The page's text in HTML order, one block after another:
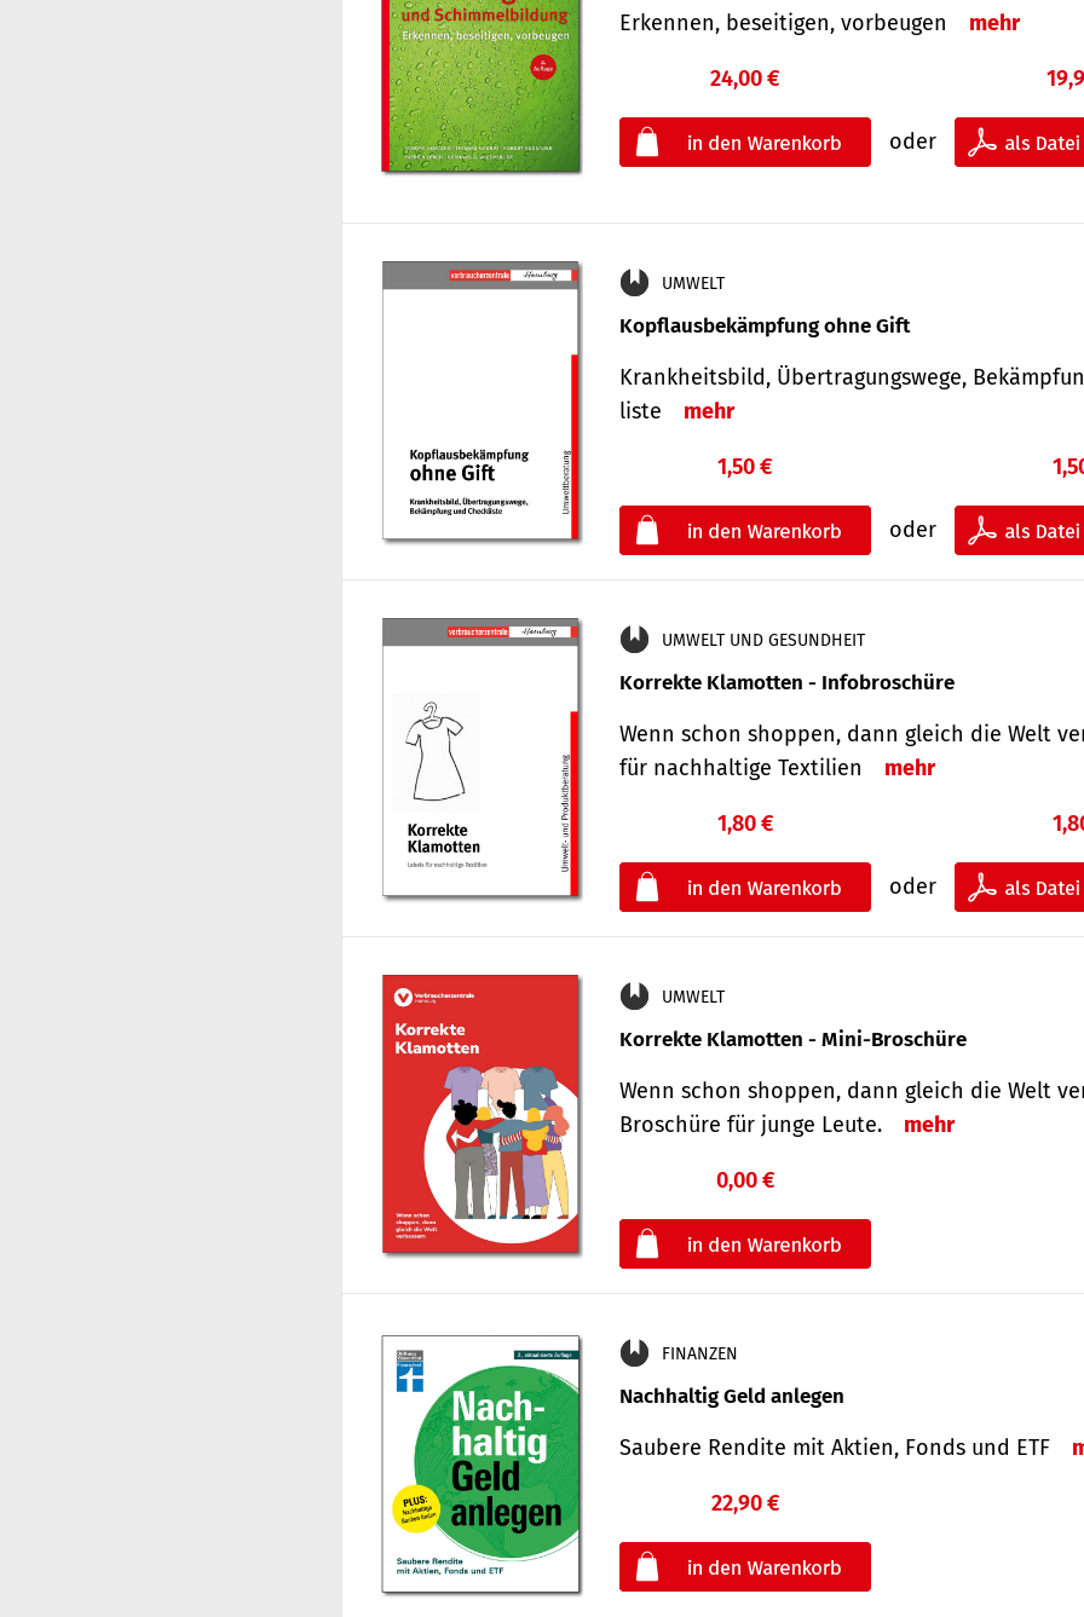
Erkennen, beseitigen, vorbeugen mehr
24,00 €
oder
UMWELT
Kopflausbekämpfung ohne Gift
Krankheits­bild, Übertra­gungs­wege,
liste
mehr
1,50 €
oder
UMWELT UND GESUNDHEIT
Korrekte Klamotten - Infobroschüre
Wenn schon shoppen, dann gleich die Welt
für nachhaltige Textilien
mehr
1,80 €
oder
UMWELT
Korrekte Klamotten - Mini-Broschüre
Wenn schon shoppen, dann gleich die Welt
Broschüre für junge Leute.
mehr
0,00 €
FINANZEN
Nachhaltig Geld anlegen
Saubere Rendite mit Aktien, Fonds und ETF
22,90 €